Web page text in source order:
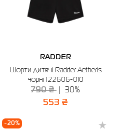
RADDER
Шорти дитячі Radder Aetheris
чорні 122606-010
790 ₴ 30%
553 ₴
-20%